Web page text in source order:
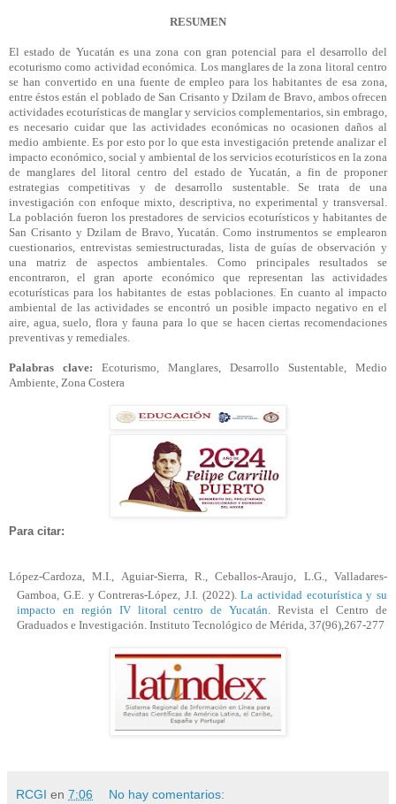
RESUMEN
El estado de Yucatán es una zona con gran potencial para el desarrollo del
ecoturismo como actividad económica. Los manglares de la zona litoral centro
se han convertido en una fuente de empleo para los habitantes de esa zona,
entre éstos están el poblado de San Crisanto y Dzilam de Bravo, ambos ofrecen
actividades ecoturísticas de manglar y servicios complementarios, sin embrago,
es necesario cuidar que las actividades económicas no ocasionen daños al
medio ambiente. Es por esto por lo que esta investigación pretende analizar el
impacto económico, social y ambiental de los servicios ecoturísticos en la zona
de manglares del litoral centro del estado de Yucatán, a fin de proponer
estrategias competitivas y de desarrollo sustentable. Se trata de una
investigación con enfoque mixto, descriptiva, no experimental y transversal.
La población fueron los prestadores de servicios ecoturísticos y habitantes de
San Crisanto y Dzilam de Bravo, Yucatán. Como instrumentos se emplearon
cuestionarios, entrevistas semiestructuradas, lista de guías de observación y
una matriz de aspectos ambientales. Como principales resultados se
encontraron, el gran aporte económico que representan las actividades
ecoturísticas para los habitantes de estas poblaciones. En cuanto al impacto
ambiental de las actividades se encontró un posible impacto negativo en el
aire, agua, suelo, flora y fauna para lo que se hacen ciertas recomendaciones
preventivas y remediales.
Palabras clave: Ecoturismo, Manglares, Desarrollo Sustentable, Medio
Ambiente, Zona Costera
Para citar:
López-Cardoza, M.I., Aguiar-Sierra, R., Ceballos-Araujo, L.G., Valladares-
Gamboa, G.E. y Contreras-López, J.I. (2022).La actividad ecoturística y su
impacto en región IV litoral centro de Yucatán . Revista el Centro de
Graduados e Investigación. Instituto Tecnológico de Mérida, 37(96),267-277
RCGI en 7:06 No hay comentarios: